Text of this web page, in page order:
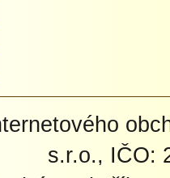
s.r.o., IČO: